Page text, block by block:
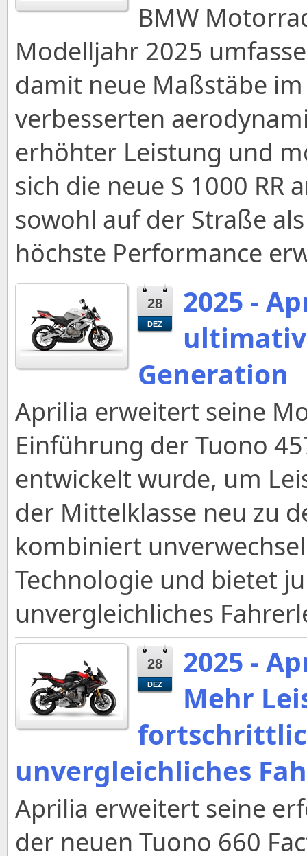
BMW
Modelljahr 2025
damit neue Maßstäbe
verbesserten
erhöhter Leistung und
sich die neue S 1000 RR
sowohl auf der Straße
höchste Performance
28
DEZ
2025 -
Generation
Aprilia erweitert seine
Einführung der Tuono
entwickelt wurde, um
der Mittelklasse neu zu
kombiniert
Technologie und bietet
unvergleichliches
28
DEZ
2025 -
Mehr
unvergleichliches
Aprilia erweitert seine
der neuen Tuono 660